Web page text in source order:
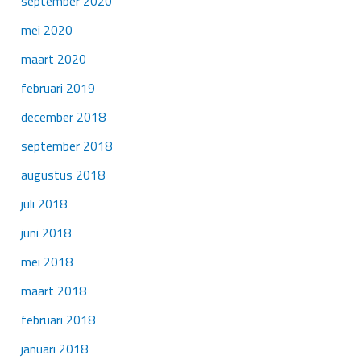
mei 2020
maart 2020
februari 2019
december 2018
september 2018
augustus 2018
juli 2018
juni 2018
mei 2018
maart 2018
februari 2018
januari 2018